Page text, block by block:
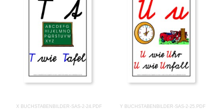
X BUCHSTABENBILDER-SAS-2-24.PDF Y BUCHSTABENBILDER-SAS-2-25.PDF